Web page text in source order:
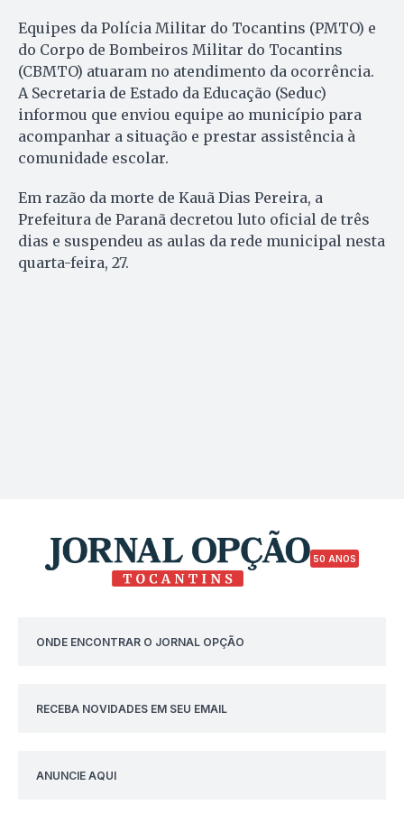
Equipes da Polícia Militar do Tocantins (PMTO) e
do Corpo de Bombeiros Militar do Tocantins
(CBMTO) atuaram no atendimento da ocorrência.
A Secretaria de Estado da Educação (Seduc)
informou que enviou equipe ao município para
acompanhar a situação e prestar assistência à
comunidade escolar.
Em razão da morte de Kauã Dias Pereira, a
Prefeitura de Paranã decretou luto oficial de três
dias e suspendeu as aulas da rede municipal nesta
quarta-feira, 27.
50 ANOS
ONDE ENCONTRAR O JORNAL OPÇÃO
RECEBA NOVIDADES EM SEU EMAIL
ANUNCIE AQUI